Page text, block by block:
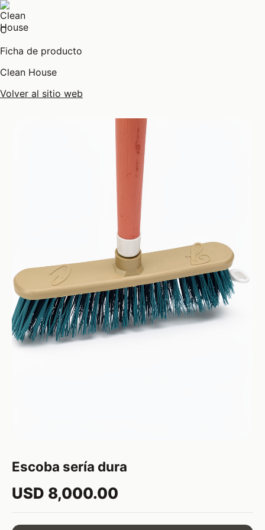
C
Ficha de producto
Clean House
Volver al sitio web
Escoba sería dura
USD 8,000.00